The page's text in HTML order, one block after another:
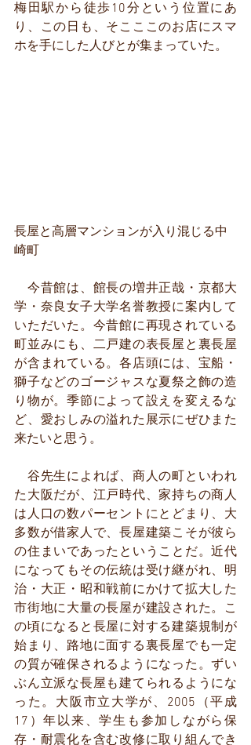
梅田駅から徒歩10分という位置にあ
り、この日も、そこここのお店にスマ
ホを手にした人びとが集まっていた。
長屋と高層マンションが入り混じる中
崎町
今昔館は、館長の増井正哉・京都大
学・奈良女子大学名誉教授に案内して
いただいた。今昔館に再現されている
町並みにも、二戸建の表長屋と裏長屋
が含まれている。各店頭には、宝船・
獅子などのゴージャスな夏祭之飾の造
り物が。季節によって設えを変えるな
ど、愛おしみの溢れた展示にぜひまた
来たいと思う。
谷先生によれば、商人の町といわれ
た大阪だが、江戸時代、家持ちの商人
は人口の数パーセントにとどまり、大
多数が借家人で、長屋建築こそが彼ら
の住まいであったということだ。近代
になってもその伝統は受け継がれ、明
治・大正・昭和戦前にかけて拡大した
市街地に大量の長屋が建設された。こ
の頃になると長屋に対する建築規制が
始まり、路地に面する裏長屋でも一定
の質が確保されるようになった。ずい
ぶん立派な長屋も建てられるようにな
った。大阪市立大学が、2005（平成
17）年以来、学生も参加しながら保
存・耐震化を含む改修に取り組んでき